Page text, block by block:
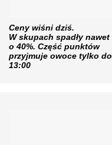
Ceny wiśni dziś.
W skupach spadły nawet
o 40%. Część punktów
przyjmuje owoce tylko do
13:00